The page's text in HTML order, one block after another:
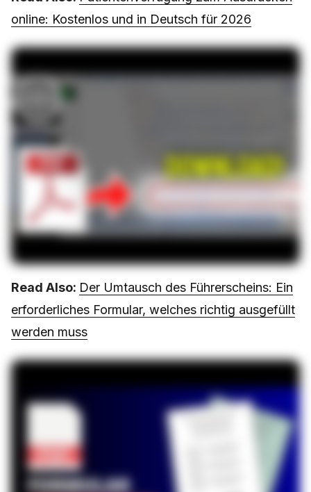
online: Kostenlos und in Deutsch für 2026
Read Also: Der Umtausch des Führerscheins: Ein
erforderliches Formular, welches richtig ausgefüllt
werden muss